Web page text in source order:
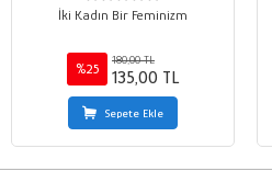
İki Kadın Bir Feminizm
%25
180,00 TL
135,00 TL
Sepete Ekle